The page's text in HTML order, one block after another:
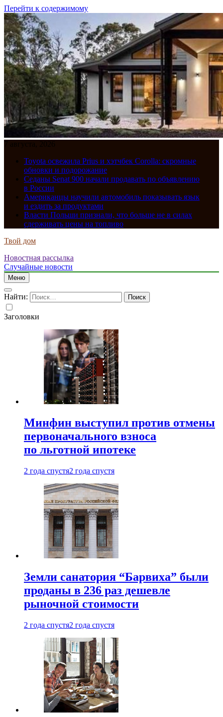
Перейти к содержимому
7 августа, 2026
Toyota освежила Prius и хэтчбек Corolla: скромные
обновки и подорожание
Седаны Senat 900 начали продавать по объявлению
в России
Американцы научили автомобиль показывать язык
и ездить за продуктами
Власти Польши признали, что больше не в силах
сдерживать цены на топливо
Твой дом
Новостная рассылка
Случайные новости
Меню
Найти:
Заголовки
Минфин выступил против отмены
первоначального взноса
по льготной ипотеке
2 года спустя2 года спустя
Земли санатория “Барвиха” были
проданы в 236 раз дешевле
рыночной стоимости
2 года спустя2 года спустя